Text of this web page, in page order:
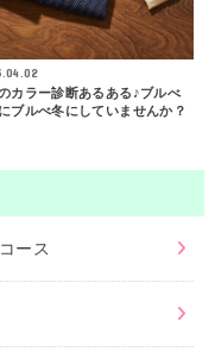
カラー診断あるある♪ブルべ
ブルべ冬にしていませんか？
ース